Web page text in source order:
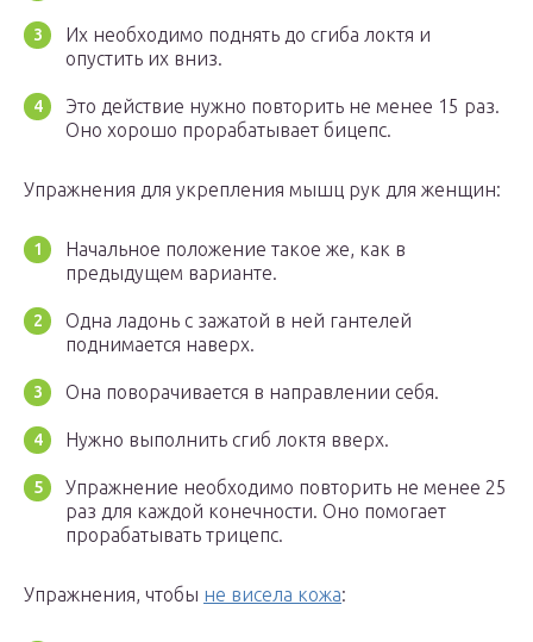
Их необходимо поднять до сгиба локтя и
опустить их вниз.
Это действие нужно повторить не менее 15 раз.
Оно хорошо прорабатывает бицепс.
Упражнения для укрепления мышц рук для женщин:
Начальное положение такое же, как в
предыдущем варианте.
Одна ладонь с зажатой в ней гантелей
поднимается наверх.
Она поворачивается в направлении себя.
Нужно выполнить сгиб локтя вверх.
Упражнение необходимо повторить не менее 25
раз для каждой конечности. Оно помогает
прорабатывать трицепс.
Упражнения, чтобы не висела кожа: